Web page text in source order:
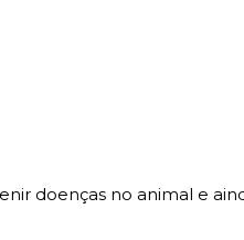
doenças no animal e